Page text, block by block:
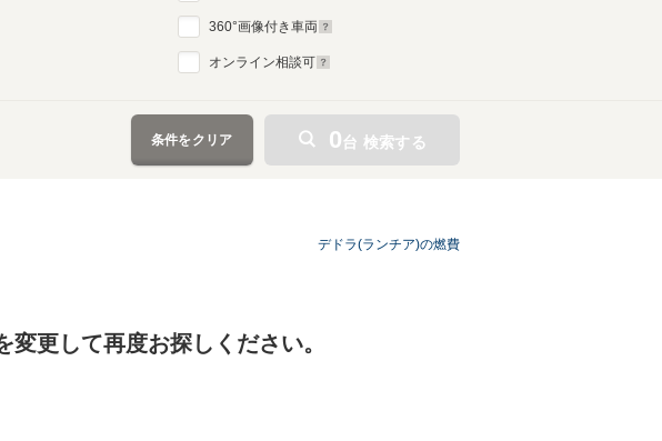
360°画像付き車両
オンライン相談可
条件をクリア 0台 検索する
デドラ(ランチア)の燃費
変更して再度お探しください。